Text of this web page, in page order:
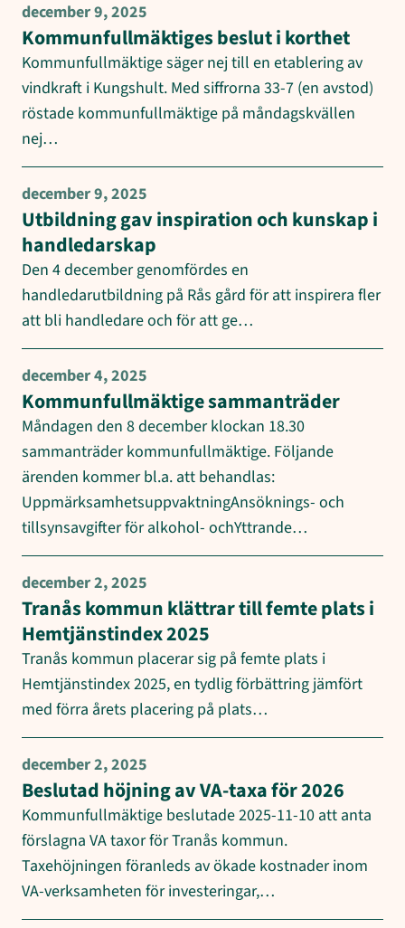
december 9, 2025
Kommunfullmäktiges beslut i korthet
Kommunfullmäktige säger nej till en etablering av
vindkraft i Kungshult. Med siffrorna 33-7 (en avstod)
röstade kommunfullmäktige på måndagskvällen
nej…
december 9, 2025
Utbildning gav inspiration och kunskap i
handledarskap
Den 4 december genomfördes en
handledarutbildning på Rås gård för att inspirera fler
att bli handledare och för att ge…
december 4, 2025
Kommunfullmäktige sammanträder
Måndagen den 8 december klockan 18.30
sammanträder kommunfullmäktige. Följande
ärenden kommer bl.a. att behandlas:
UppmärksamhetsuppvaktningAnsöknings- och
tillsynsavgifter för alkohol- ochYttrande…
december 2, 2025
Tranås kommun klättrar till femte plats i
Hemtjänstindex 2025
Tranås kommun placerar sig på femte plats i
Hemtjänstindex 2025, en tydlig förbättring jämfört
med förra årets placering på plats…
december 2, 2025
Beslutad höjning av VA-taxa för 2026
Kommunfullmäktige beslutade 2025-11-10 att anta
förslagna VA taxor för Tranås kommun.
Taxehöjningen föranleds av ökade kostnader inom
VA-verksamheten för investeringar,…